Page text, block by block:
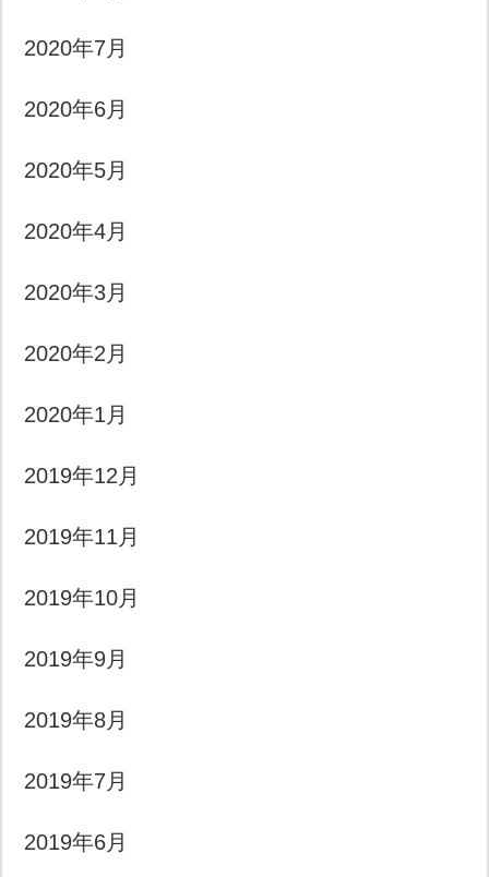
2020年7月
2020年6月
2020年5月
2020年4月
2020年3月
2020年2月
2020年1月
2019年12月
2019年11月
2019年10月
2019年9月
2019年8月
2019年7月
2019年6月